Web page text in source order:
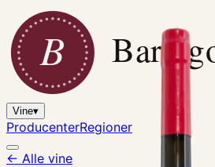
B Bare
Vine▾
ProducenterRegioner
← Alle vine